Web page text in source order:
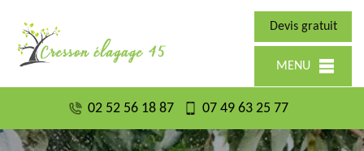
Devis gratuit
MENU
02 52 56 18 87 07 49 63 25 77